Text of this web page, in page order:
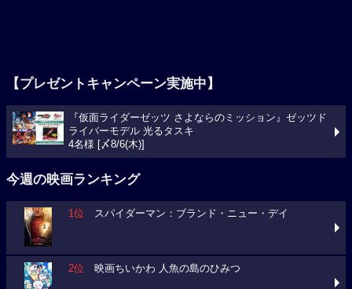
【プレゼントキャンペーン実施中】
『仮面ライダーゼッツ さよならのミッション』ゼッツド
ライバーモデル 光るタスキ
4名様 [〆8/6(木)]
今週の映画ランキング
1位 スパイダーマン：ブランド・ニュー・デイ
2位 映画ちいかわ 人魚の島のひみつ